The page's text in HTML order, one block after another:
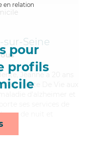
en relation
pour
profils
sur-Seine
Jeanne a 20 ans
De Vie aux
de nuit et